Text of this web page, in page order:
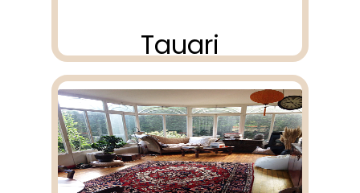
Tauari